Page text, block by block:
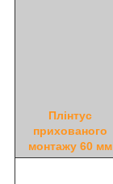
Плінтус
прихованого
монтажу 60 мм